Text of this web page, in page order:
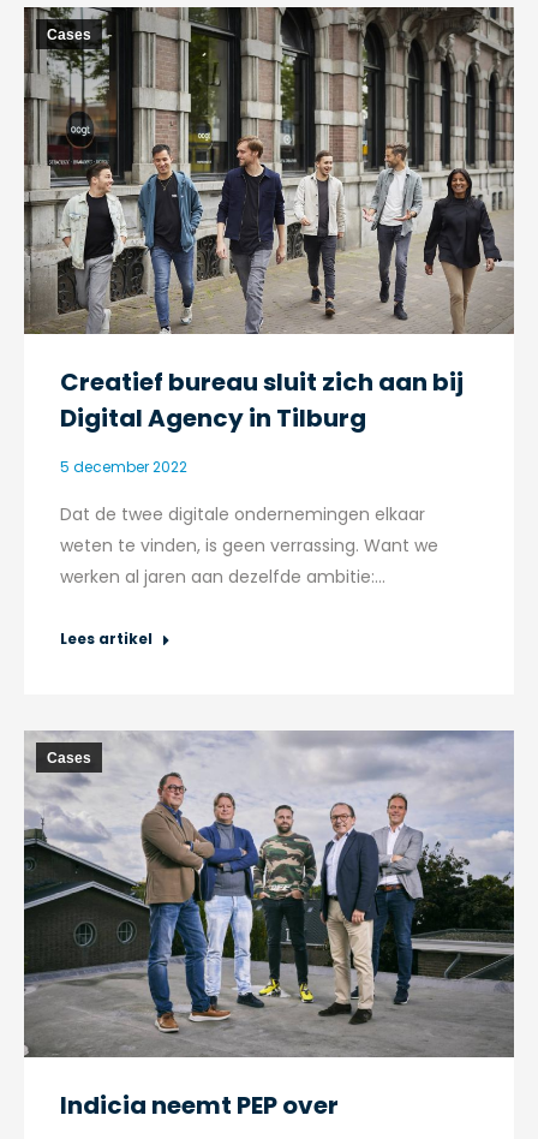
Cases
Creatief bureau sluit zich aan bij
Digital Agency in Tilburg
5 december 2022
Dat de twee digitale ondernemingen elkaar
weten te vinden, is geen verrassing. Want we
werken al jaren aan dezelfde ambitie:…
Lees artikel
Cases
Indicia neemt PEP over